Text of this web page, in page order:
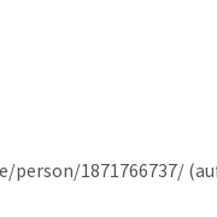
person/1871766737/